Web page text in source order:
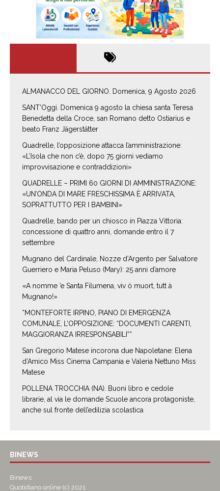
ALMANACCO DEL GIORNO. Domenica, 9 Agosto 2026
SANT’Oggi. Domenica 9 agosto la chiesa santa Teresa
Benedetta della Croce, san Romano detto Ostiarius e
beato Franz Jägerstätter
Quadrelle, l’opposizione attacca l’amministrazione:
«L’Isola che non c’è, dopo 75 giorni vediamo
improvvisazione e contraddizioni»
QUADRELLE – PRIMI 60 GIORNI DI AMMINISTRAZIONE:
«UN’ONDA DI MARE FRESCHISSIMA È ARRIVATA,
SOPRATTUTTO PER I BAMBINI»
Quadrelle, bando per un chiosco in Piazza Vittoria:
concessione di quattro anni, domande entro il 7
settembre
Mugnano del Cardinale, Nozze d’Argento per Salvatore
Guerriero e Maria Peluso (Mary): 25 anni d’amore
«A nomme ’e Santa Filumena, viv ò muort, tutt à
Mugnano!»
*MONTEFORTE IRPINO, PIANO DI EMERGENZA
COMUNALE, L’OPPOSIZIONE: “DOCUMENTI CARENTI,
MAGGIORANZA IRRESPONSABILI”*
San Gregorio Matese incorona due Napoletane: Elena
d’Amico Miss Cinema Campania e Valeria Nettuno Miss
Matese
POLLENA TROCCHIA (NA). Buoni libro e cedole
librarie, al via le domande Scuole ancora protagoniste,
anche sul fronte dell’edilizia scolastica
BINEWS
Binews
Quotidiano online (c) 2021